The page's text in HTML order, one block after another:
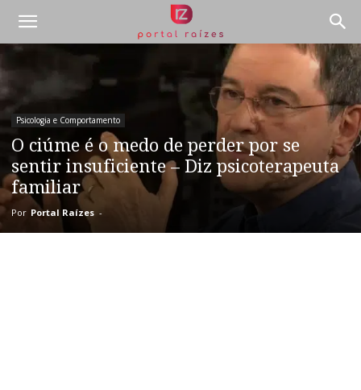
Psicologia e Comportamento
O ciúme é o medo de perder por se
sentir insuficiente – Diz psicoterapeuta
familiar
Por Portal Raízes -